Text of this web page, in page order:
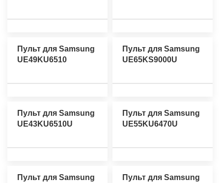
Пульт для Samsung
UE49KU6510
Пульт для Samsung
UE65KS9000U
Пульт для Samsung
UE43KU6510U
Пульт для Samsung
UE55KU6470U
Пульт для Samsung
Пульт для Samsung